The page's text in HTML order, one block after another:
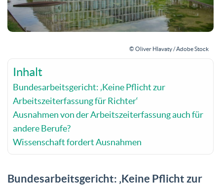
© Oliver Hlavaty / Adobe Stock
Inhalt
Bundesarbeitsgericht: ‚Keine Pflicht zur
Arbeitszeiterfassung für Richter‘
Ausnahmen von der Arbeitszeiterfassung auch für
andere Berufe?
Wissenschaft fordert Ausnahmen
Bundesarbeitsgericht: ‚Keine Pflicht zur